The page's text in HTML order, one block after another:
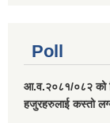
Poll
आ.व.२०८१/०८२ को
हजुरहरुलाई कस्तो